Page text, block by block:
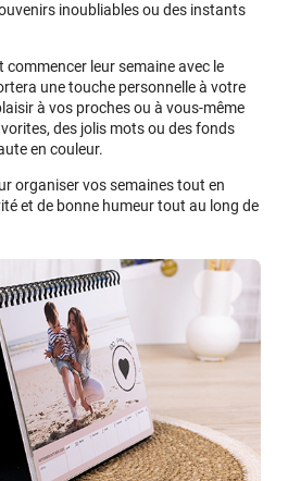
inoubliables ou des instants
commencer leur semaine avec le
une touche personnelle à votre
à vos proches ou à vous-même
des jolis mots ou des fonds
en couleur.
organiser vos semaines tout en
et de bonne humeur tout au long de